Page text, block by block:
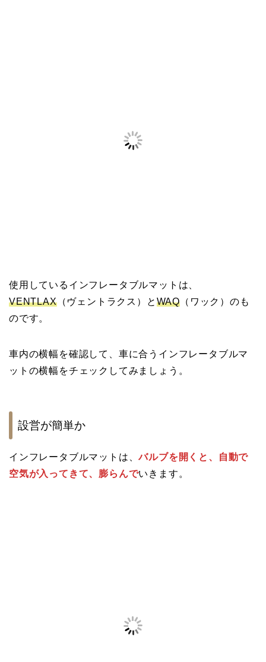
使用しているインフレータブルマットは、
VENTLAX（ヴェントラクス）と WAQ （ワック）のも
のです。
車内の横幅を確認して、車に合うインフレータブルマ
ットの横幅をチェックしてみましょう。
設営が簡単か
インフレータブルマットは、バルブを開くと、自動で
空気が入ってきて、膨らんでいきます。